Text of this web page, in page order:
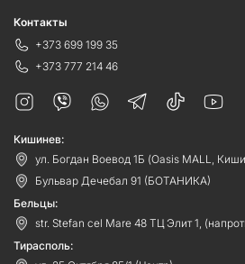
Контакты
+373 699 199 35
+373 777 214 46
Кишинев:
ул. Богдан Воевод 1Б (Oasis MALL,
Бульвар Дечебал 91 (БОТАНИКА)
Бельцы:
str. Stefan cel Mare 48 ТЦ Элит 1,
Тирасполь: